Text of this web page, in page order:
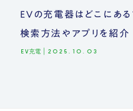
EVの充電器はどこにある
検索方法やアプリを紹介
EV充電| 2025.10.03